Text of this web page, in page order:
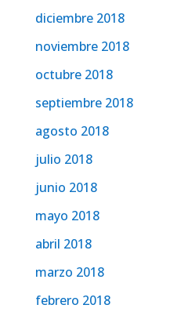
diciembre 2018
noviembre 2018
octubre 2018
septiembre 2018
agosto 2018
julio 2018
junio 2018
mayo 2018
abril 2018
marzo 2018
febrero 2018